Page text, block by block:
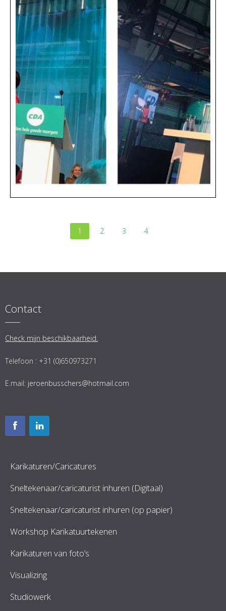
1 2 3 4
Contact
Check mijn beschikbaarheid.
Telefoon : +31 (0)650973271
E.mail: jeroenbusschers@hotmail.com
Karikaturen/Caricatures
Sneltekenaar/caricaturist inhuren (Digitaal)
Sneltekenaar/caricaturist inhuren (op papier)
Workshop Karikatuurtekenen
Karikaturen van foto’s
Visualizing
Studiowerk